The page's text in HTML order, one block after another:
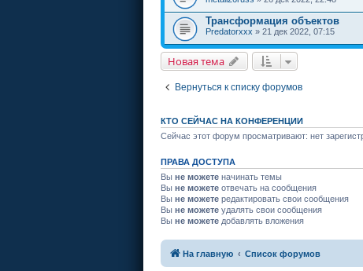
Трансформация объектов
Predatorxxx » 21 дек 2022, 07:15
Новая тема
Вернуться к списку форумов
КТО СЕЙЧАС НА КОНФЕРЕНЦИИ
Сейчас этот форум просматривают: нет
ПРАВА ДОСТУПА
Вы не можете начинать темы
Вы не можете отвечать на сообщения
Вы не можете редактировать свои сообщения
Вы не можете удалять свои сообщения
Вы не можете добавлять вложения
На главную Список форумов